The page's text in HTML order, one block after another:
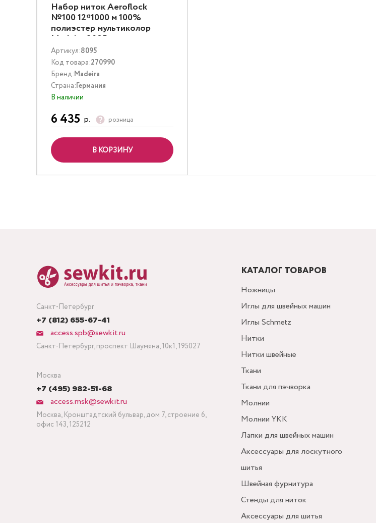
Набор ниток Aeroflock
№100 12*1000 м 100%
полиэстер мультиколор
Madeira 8095
Артикул:8095
Код товара:270990
Бренд:Madeira
Страна:Германия
В наличии
6 435 р. розница
В КОРЗИНУ
Санкт-Петербург
+7 (812) 655-67-41
access.spb@sewkit.ru
Санкт-Петербург, проспект Шаумяна, 10к1, 195027
Москва
+7 (495) 982-51-68
access.msk@sewkit.ru
Москва, Кронштадтский бульвар, дом 7, строение 6,
офис 143, 125212
КАТАЛОГ ТОВАРОВ
Ножницы
Иглы для швейных машин
Иглы Schmetz
Нитки
Нитки швейные
Ткани
Ткани для пэчворка
Молнии
Молнии YKK
Лапки для швейных машин
Аксессуары для лоскутного
шитья
Швейная фурнитура
Стенды для ниток
Аксессуары для шитья